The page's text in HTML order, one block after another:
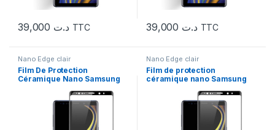
د.ت TTC د.ت TTC
Nano Edge clair
Film De Protection
Céramique Nano Samsung
Nano Edge clair
Film de protection
céramique nano Samsung